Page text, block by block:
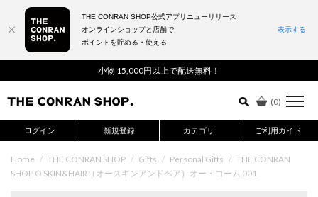
小物 15,000円以上で配送無料！
(0)
ログイン 新規登録 カテゴリ ご利用ガイド
詳細検索はこちら
Home / THE CONRAN SHOP / Gifts / Personal Gifts / THE CONRAN
SHOP O SKIN&HAIR（オースキンアンドヘア）オー・コーム 001
THE CONRAN SHOP公式アプリニューリリース
オンラインショップと店舗で
ポイントを貯める・使える
表示する